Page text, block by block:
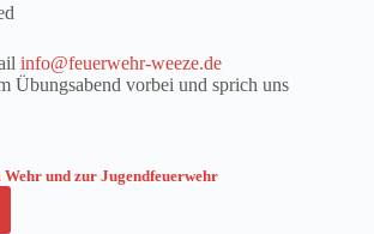
info@feuerwehr-weeze.de
Übungsabend vorbei und sprich uns
und zur Jugendfeuerwehr